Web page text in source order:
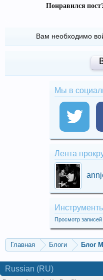
Понравился
Вам необходимо
Мы в
Лента
Просмотр
Главная Блоги Блог
Russian (RU)